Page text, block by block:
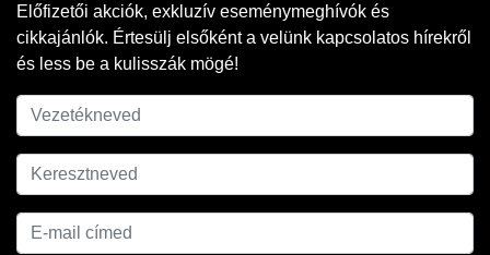
Előfizetői akciók, exkluzív eseménymeghívók és
cikkajánlók. Értesülj elsőként a velünk kapcsolatos hírekről
és less be a kulisszák mögé!